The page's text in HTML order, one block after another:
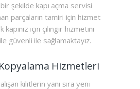
şekilde kapı açma servisi
parçaların tamiri için hizmet
kapınız için çilingir hizmetini
güvenli ile sağlamaktayız.
Hizmetleri
kilitlerin yanı sıra yeni